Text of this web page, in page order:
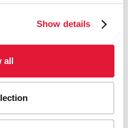
Show details
all
partenaires intimes
en termes
des personnes vivant
plus exposées au
Environ 90 % des pays